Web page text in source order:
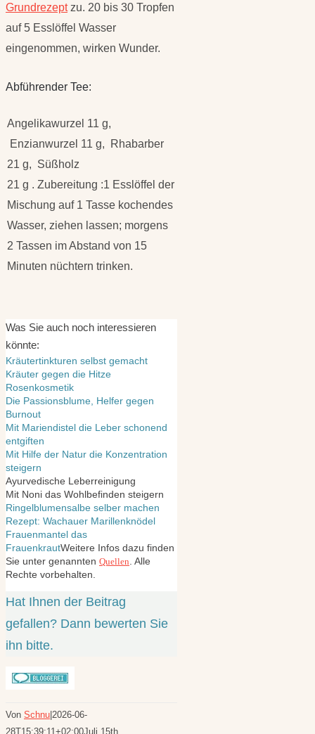
Grundrezeptzu. 20 bis 30 Tropfen
auf 5 Esslöffel Wasser
eingenommen, wirken Wunder.
Abführender Tee:
Angelikawurzel 11 g,
Enzianwurzel 11 g, Rhabarber
21 g, Süßholz
21 g . Zubereitung :1 Esslöffel der
Mischung auf 1 Tasse kochendes
Wasser, ziehen lassen; morgens
2 Tassen im Abstand von 15
Minuten nüchtern trinken.
Was Sie auch noch interessieren
könnte:
Kräutertinkturen selbst gemacht
Kräuter gegen die Hitze
Rosenkosmetik
Die Passionsblume, Helfer gegen
Burnout
Mit Mariendistel die Leber schonend
entgiften
Mit Hilfe der Natur die Konzentration
steigern
Ayurvedische Leberreinigung
Mit Noni das Wohlbefinden steigern
Ringelblumensalbe selber machen
Rezept: Wachauer Marillenknödel
Frauenmantel das
FrauenkrautWeitere Infos dazu finden
Sie unter genannten Quellen . Alle
Rechte vorbehalten.
Hat Ihnen der Beitrag
gefallen? Dann bewerten Sie
ihn bitte.
Von Schnu 2026-06-
28T15:39:11+02:00Juli 15th,